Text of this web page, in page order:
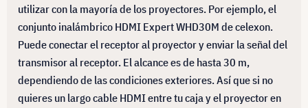
utilizar con la mayoría de los proyectores. Por ejemplo, el
conjunto inalámbrico HDMI Expert WHD30M de celexon.
Puede conectar el receptor al proyector y enviar la señal del
transmisor al receptor. El alcance es de hasta 30 m,
dependiendo de las condiciones exteriores. Así que si no
quieres un largo cable HDMI entre tu caja y el proyector en